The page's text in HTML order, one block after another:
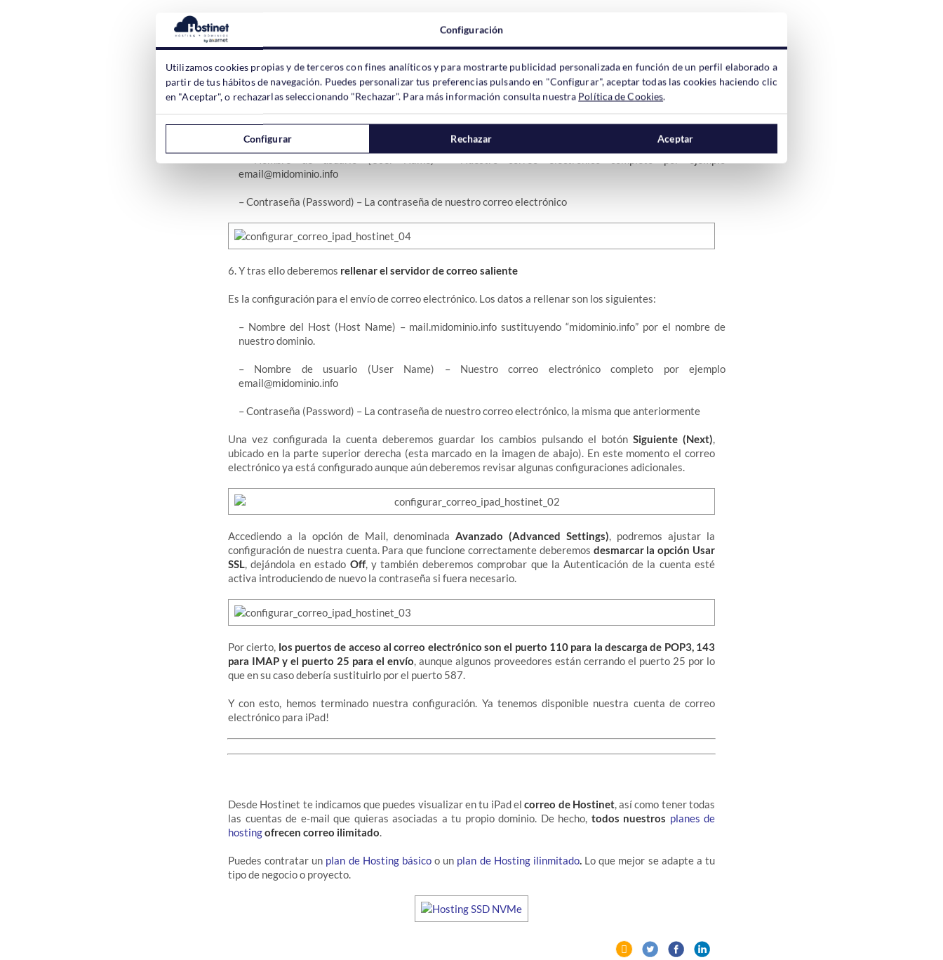
5. Después deberemos rellenar el servidor de correo entrante
Es la configuración para el acceso al correo electrónico. Los datos a rellenar son los siguientes:
– Nombre del Host (Host Name) – mail.
email@midominio.info
– Contraseña (Password) – La contraseña de nuestro correo electrónico
6. Y tras ello deberemos rellenar el servidor de correo saliente
Es la configuración para el envío de correo electrónico. Los datos a rellenar son los siguientes:
– Nombre del Host (Host Name) – mail.midominio.info sustituyendo “midominio.info” por el nombre de
nuestro dominio.
– Nombre de usuario (User Name) – Nuestro correo electrónico completo por ejemplo
email@midominio.info
– Contraseña (Password) – La contraseña de nuestro correo electrónico, la misma que anteriormente
Una vez configurada la cuenta deberemos guardar los cambios pulsando el botón Siguiente (Next),
ubicado en la parte superior derecha (esta marcado en la imagen de abajo). En este momento el correo
electrónico ya está configurado aunque aún deberemos revisar algunas configuraciones adicionales.
Accediendo a la opción de Mail, denominada Avanzado (Advanced Settings), podremos ajustar la
configuración de nuestra cuenta. Para que funcione correctamente deberemos desmarcar la opción Usar
SSL, dejándola en estado Off, y también deberemos comprobar que la Autenticación de la cuenta esté
activa introduciendo de nuevo la contraseña si fuera necesario.
Por cierto, los puertos de acceso al correo electrónico son el puerto 110 para la descarga de POP3, 143
para IMAP y el puerto 25 para el envío, aunque algunos proveedores están cerrando el puerto 25 por lo
que en su caso debería sustituirlo por el puerto 587.
Y con esto, hemos terminado nuestra configuración. Ya tenemos disponible nuestra cuenta de correo
electrónico para iPad!
Desde Hostinet te indicamos que puedes visualizar en tu iPad elcorreo de Hostinet, así como tener todas
las cuentas de e-mail que quieras asociadas a tu propio dominio. De hecho, todos nuestros planes de
hostingofrecen correo ilimitado.
Puedes contratar un plan de Hosting básico o un plan de Hosting ilinmitado. Lo que mejor se adapte a tu
tipo de negocio o proyecto.
Configuración
Utilizamos cookies propias y de terceros con fines analíticos y para mostrarte publicidad personalizada en función de un perfil elaborado a
partir de tus hábitos de navegación. Puedes personalizar tus preferencias pulsando en "Configurar", aceptar todas las cookies haciendo clic
en "Aceptar", o rechazarlas seleccionando "Rechazar". Para más información consulta nuestra Política de Cookies.
Configurar Rechazar Aceptar